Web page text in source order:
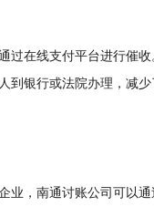
在线支付平台进行催收
银行或法院办理，减少
，南通讨账公司可以